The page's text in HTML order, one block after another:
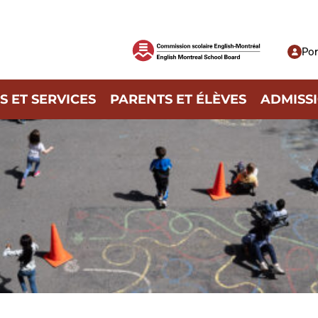
ET SERVICES PARENTS ET ÉLÈVES